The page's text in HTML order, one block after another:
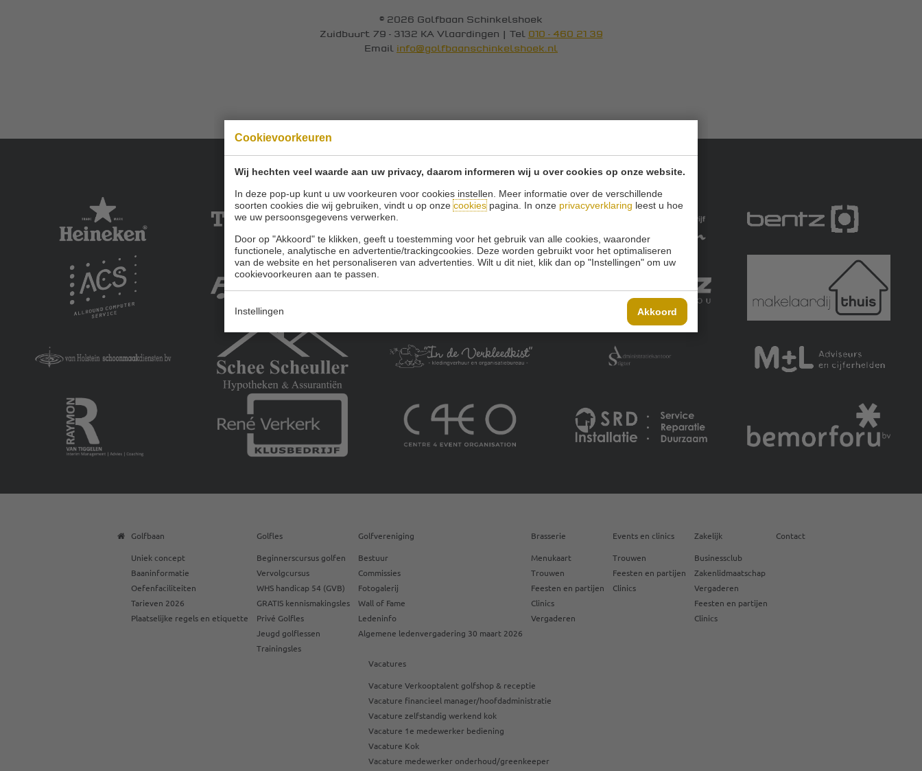
Cookievoorkeuren
Wij hechten veel waarde aan uw privacy, daarom informeren wij u over cookies op onze website.
In deze pop-up kunt u uw voorkeuren voor cookies instellen. Meer informatie over de verschillende
soorten cookies die wij gebruiken, vindt u op onzecookiespagina. In onze privacyverklaring leest u hoe
we uw persoonsgegevens verwerken.
Door op "Akkoord" te klikken, geeft u toestemming voor het gebruik van alle cookies, waaronder
functionele, analytische en advertentie/trackingcookies. Deze worden gebruikt voor het optimaliseren
van de website en het personaliseren van advertenties. Wilt u dit niet, klik dan op "Instellingen" om uw
cookievoorkeuren aan te passen.
Instellingen Akkoord
© 2026 Golfbaan Schinkelshoek
Zuidbuurt 79 - 3132 KA Vlaardingen | Tel 010 - 460 21 39
Email info@golfbaanschinkelshoek.nl
Onze sponsoren:
Golfbaan
Uniek concept
Baaninformatie
Oefenfaciliteiten
Tarieven 2026
Plaatselijke regels en etiquette
Golfles
Beginnerscursus golfen
Vervolgcursus
WHS handicap 54 (GVB)
GRATIS kennismakingsles
Privé Golfles
Jeugd golflessen
Trainingsles
Golfvereniging
Bestuur
Commissies
Fotogalerij
Wall of Fame
Ledeninfo
Algemene ledenvergadering 30 maart 2026
Brasserie
Menukaart
Trouwen
Feesten en partijen
Clinics
Vergaderen
Events en clinics
Trouwen
Feesten en partijen
Clinics
Zakelijk
Businessclub
Zakenlidmaatschap
Vergaderen
Feesten en partijen
Clinics
Contact
Vacatures
Vacature Verkooptalent golfshop & receptie
Vacature financieel manager/hoofdadministratie
Vacature zelfstandig werkend kok
Vacature 1e medewerker bediening
Vacature Kok
Vacature medewerker onderhoud/greenkeeper